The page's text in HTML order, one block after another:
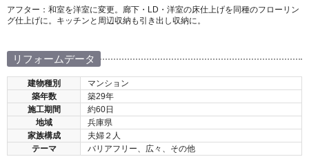
アフター：和室を洋室に変更。廊下・LD・洋室の床仕上げを同種のフローリン
グ仕上げに。キッチンと周辺収納も引き出し収納に。
リフォームデータ
建物種別
マンション
築年数
築29年
施工期間
約60日
地域
兵庫県
家族構成
夫婦２人
テーマ
バリアフリー、広々、その他